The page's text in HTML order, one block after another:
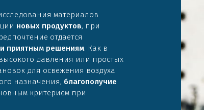
материалов
новых продуктов, при
отдается
приятным решениям. Как в
давления или простых
для освежения воздуха
назначения, благополучие
критерием при